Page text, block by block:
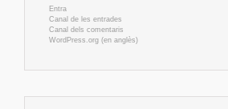
Entra
Canal de les entrades
Canal dels comentaris
WordPress.org (en anglès)